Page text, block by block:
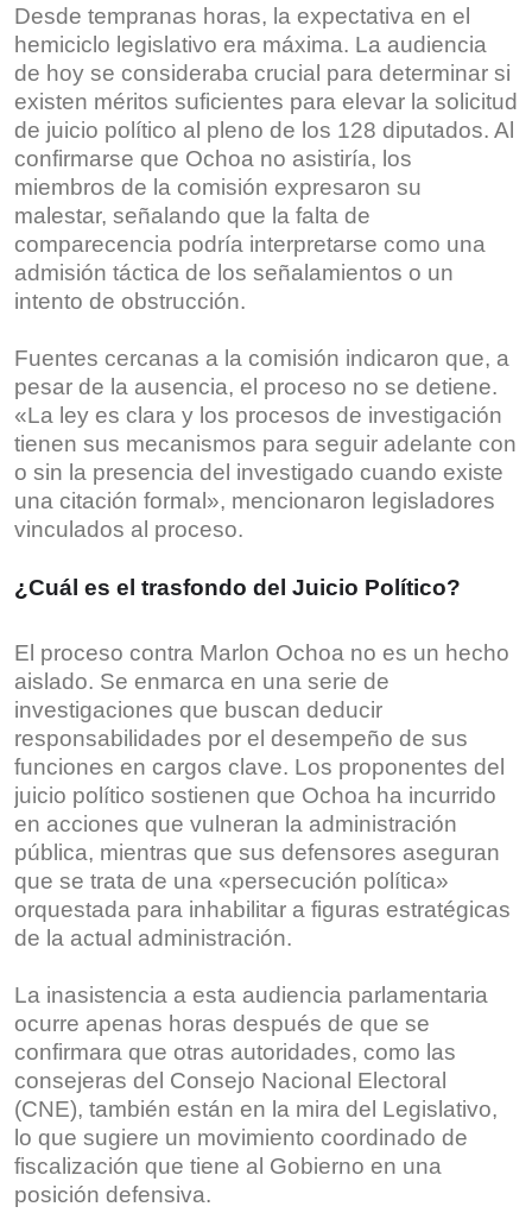
Desde tempranas horas, la expectativa en el
hemiciclo legislativo era máxima. La audiencia
de hoy se consideraba crucial para determinar si
existen méritos suficientes para elevar la solicitud
de juicio político al pleno de los 128 diputados. Al
confirmarse que Ochoa no asistiría, los
miembros de la comisión expresaron su
malestar, señalando que la falta de
comparecencia podría interpretarse como una
admisión táctica de los señalamientos o un
intento de obstrucción.
Fuentes cercanas a la comisión indicaron que, a
pesar de la ausencia, el proceso no se detiene.
«La ley es clara y los procesos de investigación
tienen sus mecanismos para seguir adelante con
o sin la presencia del investigado cuando existe
una citación formal», mencionaron legisladores
vinculados al proceso.
¿Cuál es el trasfondo del Juicio Político?
El proceso contra Marlon Ochoa no es un hecho
aislado. Se enmarca en una serie de
investigaciones que buscan deducir
responsabilidades por el desempeño de sus
funciones en cargos clave. Los proponentes del
juicio político sostienen que Ochoa ha incurrido
en acciones que vulneran la administración
pública, mientras que sus defensores aseguran
que se trata de una «persecución política»
orquestada para inhabilitar a figuras estratégicas
de la actual administración.
La inasistencia a esta audiencia parlamentaria
ocurre apenas horas después de que se
confirmara que otras autoridades, como las
consejeras del Consejo Nacional Electoral
(CNE), también están en la mira del Legislativo,
lo que sugiere un movimiento coordinado de
fiscalización que tiene al Gobierno en una
posición defensiva.